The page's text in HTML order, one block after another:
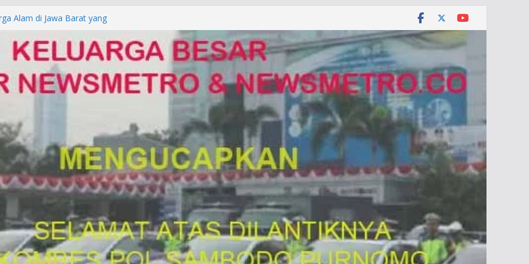
Alam di Jawa Barat yang
KUHAP Baru 2026, Tegaskan
Dipidana
DENPASAR DAN
POLDA BALI DIDUGA
ke Mabes Polri
Palsu, Kapolres
SIM